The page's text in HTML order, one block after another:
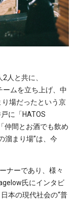
人と共に、
ームを立ち上げ、中
場だったという京
に「HATOS
仲間とお酒でも飲め
溜まり場”は、今
ナーであり、様々
氏にインタビ
本の現代社会の“普